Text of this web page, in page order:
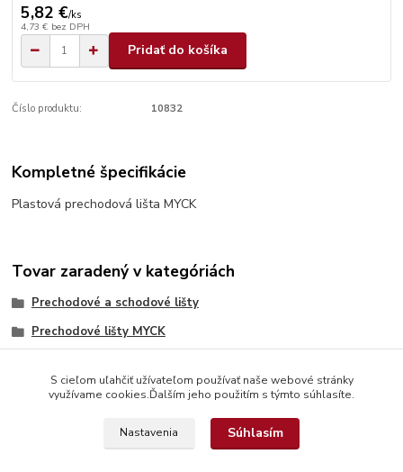
5,82 €/ks
4,73 € bez DPH
Pridať do košíka
Číslo produktu: 10832
Kompletné špecifikácie
Plastová prechodová lišta MYCK
Tovar zaradený v kategóriách
Prechodové a schodové lišty
Prechodové lišty MYCK
S cieľom uľahčiť užívateľom používať naše webové stránky
využívame cookies.Ďalším jeho použitím s týmto súhlasíte.
Nastavenia Súhlasím